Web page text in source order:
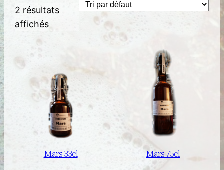
2 résultats
affichés
Mars 33cl Mars 75cl